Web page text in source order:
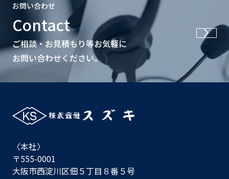
お問い合わせ
Contact
ご相談・お見積もり等お気軽に
お問い合わせください。
〈本社〉
〒555-0001
大阪市西淀川区佃５丁目８番５号